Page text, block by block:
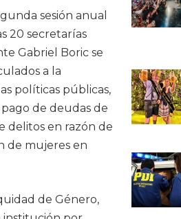
sesión anual
20 secretarías
Gabriel Boric se
a la
políticas públicas,
de deudas de
delitos en razón de
de mujeres en
de Género,